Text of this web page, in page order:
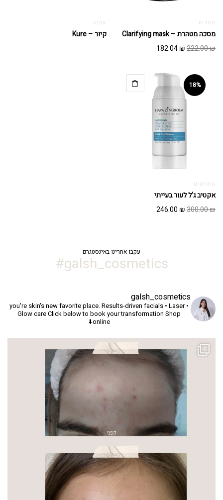
מסכות
מסכה מטהרת – Clarifying mask
222.00₪
המחיר
222.00 ₪.
182.04₪
182.04 ₪.
אקנה
קיור – Kure
18%
מחדשים
אקטיב ג’ל לעור בעייתי
300.00₪
המחיר246.00 ₪
המחיר
עקבו אחרינו באינסטגרם
galsh_cosmetics#
galsh_cosmetics
you're skin's new favorite place.Results-driven facials • Laser •
Glow careClick below to book your transformation Shop
online⬇️